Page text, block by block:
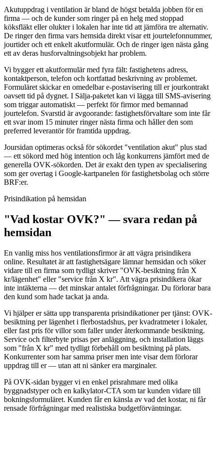
Akutuppdrag i ventilation är bland de högst betalda jobben för en
firma — och de kunder som ringer på en helg med stoppad
köksfläkt eller olukter i lokalen har inte tid att jämföra tre alternativ.
De ringer den firma vars hemsida direkt visar ett jourtelefonnummer,
jourtider och ett enkelt akutformulär. Och de ringer igen nästa gång
ett av deras husforvaltningsobjekt har problem.
Vi bygger ett akutformulär med fyra fält: fastighetens adress,
kontaktperson, telefon och kortfattad beskrivning av problemet.
Formuläret skickar en omedelbar e-postavisering till er jourkontrakt
oavsett tid på dygnet. I Sälja-paketet kan vi lägga till SMS-avisering
som triggar automatiskt — perfekt för firmor med bemannad
jourtelefon. Svarstid är avgoorande: fastighetsförvaltare som inte får
ett svar inom 15 minuter ringer nästa firma och håller den som
preferred leverantör för framtida uppdrag.
Joursidan optimeras också för sökordet "ventilation akut" plus stad
— ett sökord med hög intention och låg konkurrens jämfört med de
generella OVK-sökorden. Det är exakt den typen av specialisering
som ger overtag i Google-kartpanelen för fastighetsbolag och större
BRF:er.
Prisindikation på hemsidan
"Vad kostar OVK?" — svara redan på
hemsidan
En vanlig miss hos ventilationsfirmor är att vägra prisindikera
online. Resultatet är att fastighetsägare lämnar hemsidan och söker
vidare till en firma som tydligt skriver "OVK-besiktning från X
kr/lägenhet" eller "service från X kr". Att vägra prisindikera ökar
inte intäkterna — det minskar antalet förfrågningar. Du förlorar bara
den kund som hade tackat ja anda.
Vi hjälper er sätta upp transparenta prisindikationer per tjänst: OVK-
besiktning per lägenhet i flerbostadshus, per kvadratmeter i lokaler,
eller fast pris för villor som faller under återkommande besiktning.
Service och filterbyte prisas per anläggning, och installation läggs
som "från X kr" med tydligt förbehåll om besiktning på plats.
Konkurrenter som har samma priser men inte visar dem förlorar
uppdrag till er — utan att ni sänker era marginaler.
På OVK-sidan bygger vi en enkel prisrahmare med olika
byggnadstyper och en kalkylator-CTA som tar kunden vidare till
bokningsformuläret. Kunden får en känsla av vad det kostar, ni får
rensade förfrågningar med realistiska budgetförväntningar.